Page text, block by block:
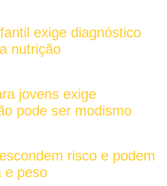
exige diagnóstico
nutrição
jovens exige
pode ser modismo
risco e podem
e peso